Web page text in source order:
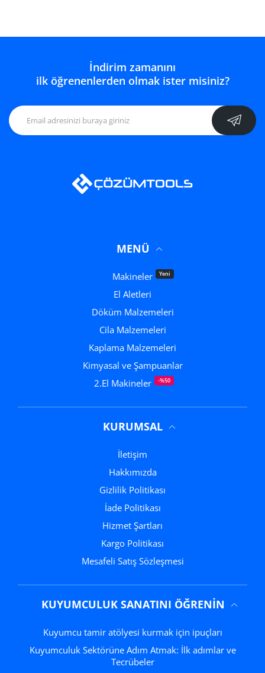
İndirim zamanını
ilk öğrenenlerden olmak ister misiniz?
MENÜ
Makineler Yeni
El Aletleri
Döküm Malzemeleri
Cila Malzemeleri
Kaplama Malzemeleri
Kimyasal ve Şampuanlar
2.El Makineler
-%50
KURUMSAL
İletişim
Hakkımızda
Gizlilik Politikası
İade Politikası
Hizmet Şartları
Kargo Politikası
Mesafeli Satış Sözleşmesi
KUYUMCULUK SANATINI ÖĞRENIN
Kuyumcu tamir atölyesi kurmak için ipuçları
Kuyumculuk Sektörüne Adım Atmak: İlk adımlar ve
Tecrübeler